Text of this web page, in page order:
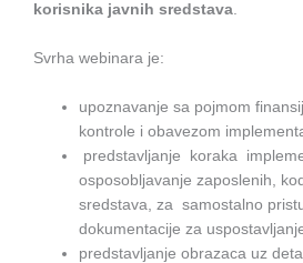
korisnika javnih sredstava
Svrha webinara je:
upoznavanje sa pojmom
kontrole i obavezom
predstavljanje koraka
osposobljavanje zaposlenih,
sredstava, za samostalno
dokumentacije za
predstavljanje obrazaca uz